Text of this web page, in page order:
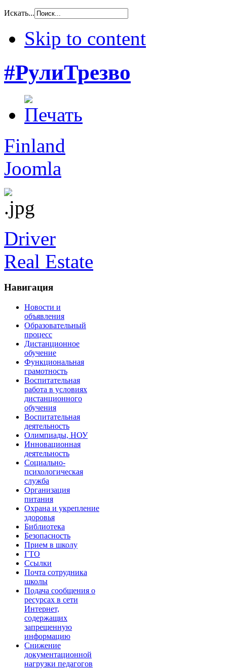
Искать...
Skip to content
#РулиТрезво
Finland
Joomla
Driver
Real Estate
Навигация
Новости и
объявления
Образовательный
процесс
Дистанционное
обучение
Функциональная
грамотность
Воспитательная
работа в условиях
дистанционного
обучения
Воспитательная
деятельность
Олимпиады, НОУ
Инновационная
деятельность
Социально-
психологическая
служба
Организация
питания
Охрана и укрепление
здоровья
Библиотека
Безопасность
Прием в школу
ГТО
Ссылки
Почта сотрудника
школы
Подача сообщения о
ресурсах в сети
Интернет,
содержащих
запрещенную
информацию
Снижение
документационной
нагрузки педагогов